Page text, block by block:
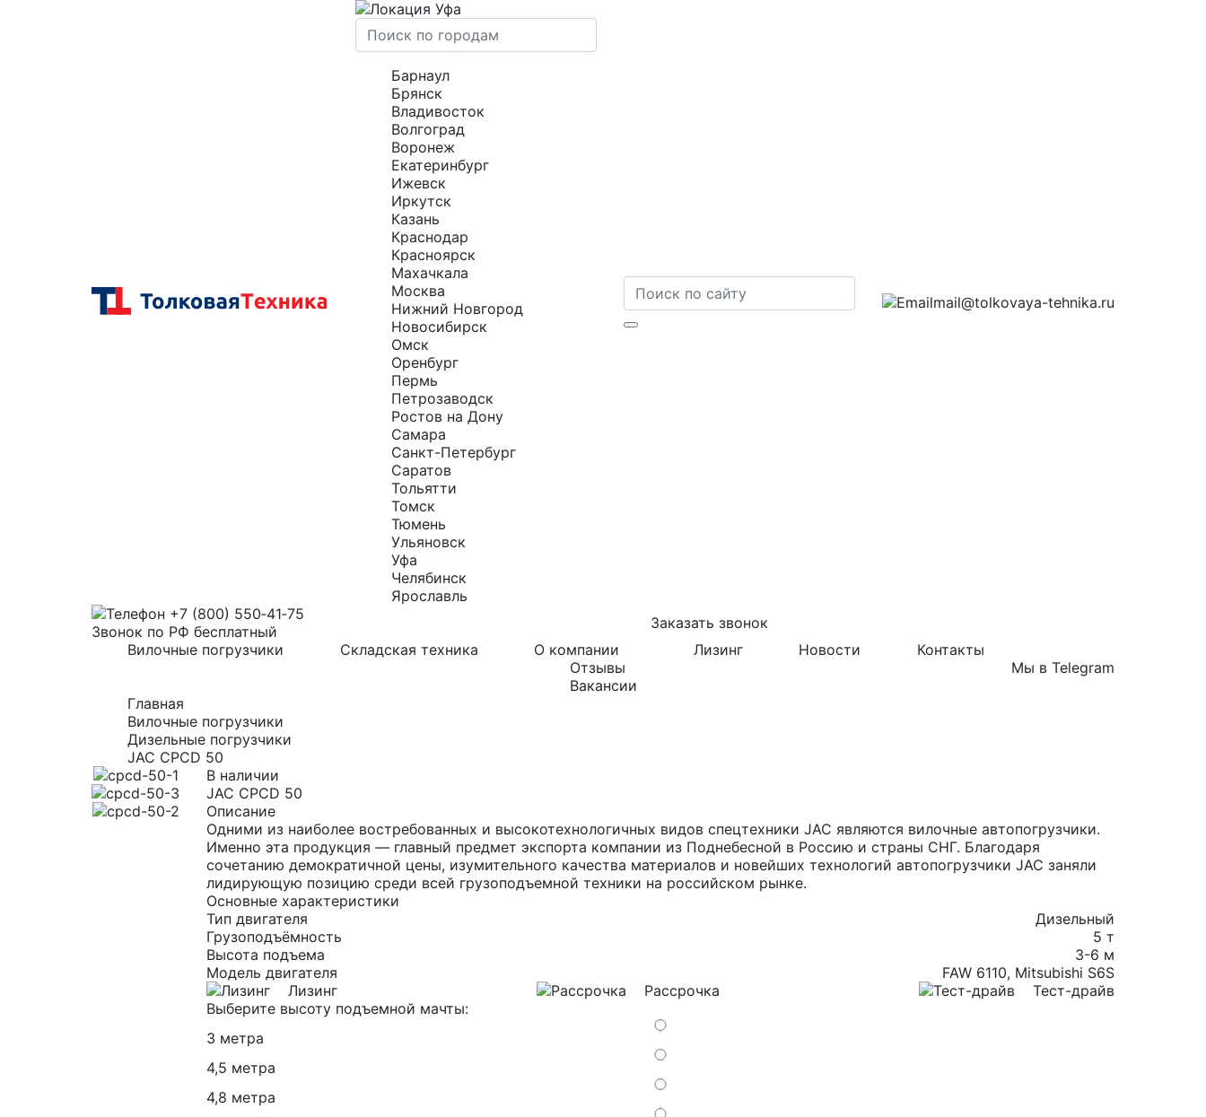
Уфа
Барнаул
Брянск
Владивосток
Волгоград
Воронеж
Екатеринбург
Ижевск
Иркутск
Казань
Краснодар
Красноярск
Махачкала
Москва
Нижний Новгород
Новосибирск
Омск
Оренбург
Пермь
Петрозаводск
Ростов на Дону
Самара
Санкт-Петербург
Саратов
Тольятти
Томск
Тюмень
Ульяновск
Уфа
Челябинск
Ярославль
mail@tolkovaya-tehnika.ru
+7 (800) 550‑41‑75
Звонок по РФ бесплатный
Заказать звонок
Вилочные погрузчики
Складская техника
О компании
Отзывы
Вакансии
Лизинг Новости
Контакты
Мы в Telegram
Главная
Вилочные погрузчики
Дизельные погрузчики
JAC CPCD 50
В наличии
JAC CPCD 50
Описание
Одними из наиболее востребованных и высокотехнологичных видов спецтехники JAC являются вилочные автопогрузчики.
Именно эта продукция — главный предмет экспорта компании из Поднебесной в Россию и страны СНГ. Благодаря
сочетанию демократичной цены, изумительного качества материалов и новейших технологий автопогрузчики JAC заняли
лидирующую позицию среди всей грузоподъемной техники на российском рынке.
Основные характеристики
Тип двигателя
Дизельный
Грузоподъёмность
5 т
Высота подъема
3-6 м
Модель двигателя
FAW 6110, Mitsubishi S6S
Лизинг
Рассрочка
Тест-драйв
Выберите высоту подъемной мачты:
3 метра
4,5 метра
4,8 метра